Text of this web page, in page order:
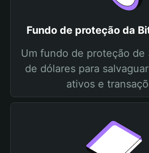
Fundo de proteção da
Um fundo de proteção
de dólares para
ativos e